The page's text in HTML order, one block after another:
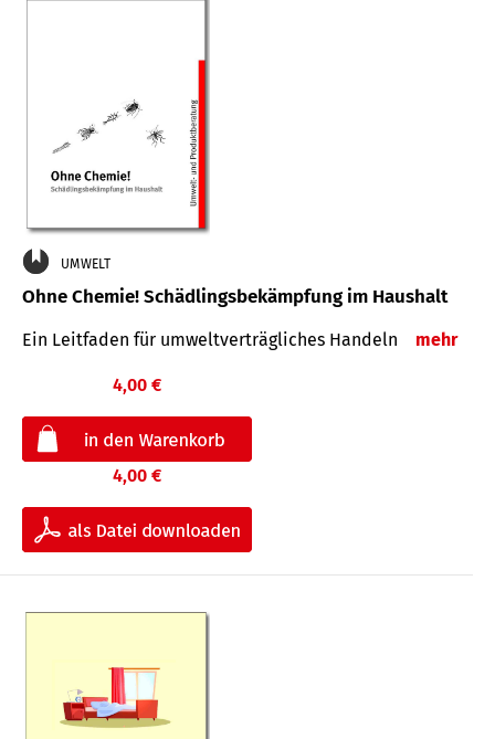
UMWELT
Ohne Chemie! Schädlingsbekämpfung im Haushalt
Ein Leitfaden für um­welt­ver­träg­liches Han­deln mehr
4,00 €
4,00 €